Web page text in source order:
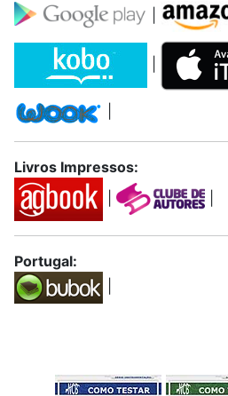
Livros Impressos:
Portugal: